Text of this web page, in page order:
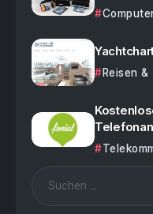
Reisen